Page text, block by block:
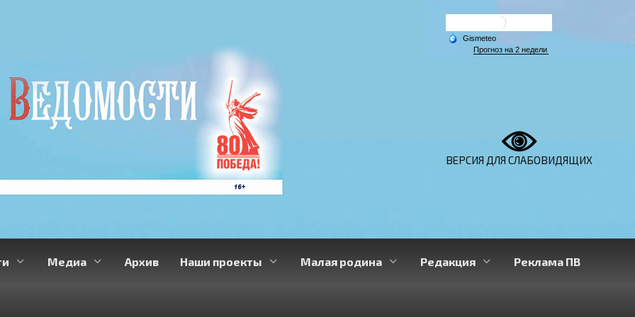
ВЕРСИЯ ДЛЯ СЛАБОВИДЯЩИХ
Медиа Архив Наши проекты Малая родина Редакция Реклама ПВ